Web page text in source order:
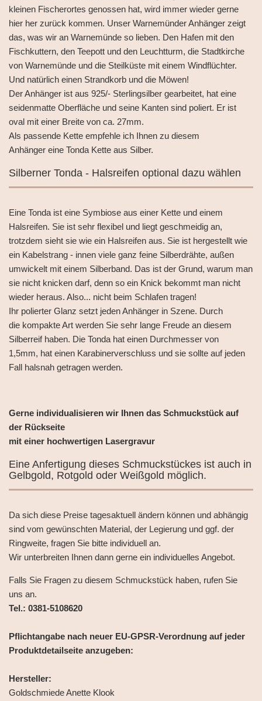
kleinen Fischerortes genossen hat, wird immer wieder gerne
hier her zurück kommen. Unser Warnemünder Anhänger zeigt
das, was wir an Warnemünde so lieben. Den Hafen mit den
Fischkuttern, den Teepott und den Leuchtturm, die Stadtkirche
von Warnemünde und die Steilküste mit einem Windflüchter.
Und natürlich einen Strandkorb und die Möwen!
Der Anhänger ist aus 925/- Sterlingsilber gearbeitet, hat eine
seidenmatte Oberfläche und seine Kanten sind poliert. Er ist
oval mit einer Breite von ca. 27mm.
Als passende Kette empfehle ich Ihnen zu diesem
Anhänger eine Tonda Kette aus Silber.
Silberner Tonda - Halsreifen optional dazu wählen
Eine Tonda ist eine Symbiose aus einer Kette und einem
Halsreifen. Sie ist sehr flexibel und liegt geschmeidig an,
trotzdem sieht sie wie ein Halsreifen aus. Sie ist hergestellt wie
ein Kabelstrang - innen viele ganz feine Silberdrähte, außen
umwickelt mit einem Silberband. Das ist der Grund, warum man
sie nicht knicken darf, denn so ein Knick bekommt man nicht
wieder heraus. Also... nicht beim Schlafen tragen!
Ihr polierter Glanz setzt jeden Anhänger in Szene. Durch
die kompakte Art werden Sie sehr lange Freude an diesem
Silberreif haben. Die Tonda hat einen Durchmesser von
1,5mm, hat einen Karabinerverschluss und sie sollte auf jeden
Fall halsnah getragen werden.
Gerne individualisieren wir Ihnen das Schmuckstück auf
der Rückseite
mit einer hochwertigen Lasergravur
Eine Anfertigung dieses Schmuckstückes ist auch in
Gelbgold, Rotgold oder Weißgold möglich.
Da sich diese Preise tagesaktuell ändern können und abhängig
sind vom gewünschten Material, der Legierung und ggf. der
Ringweite, fragen Sie bitte individuell an.
Wir unterbreiten Ihnen dann gerne ein individuelles Angebot.
Falls Sie Fragen zu diesem Schmuckstück haben, rufen Sie
uns an.
Tel.: 0381-5108620
Pflichtangabe nach neuer EU-GPSR-Verordnung auf jeder
Produktdetailseite anzugeben:
Hersteller:
Goldschmiede Anette Klook